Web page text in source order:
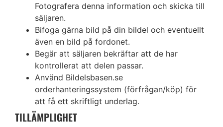
Fotografera denna information och skicka till
säljaren.
Bifoga gärna bild på din bildel och eventuellt
även en bild på fordonet.
Begär att säljaren bekräftar att de har
kontrollerat att delen passar.
Använd Bildelsbasen.se
orderhanteringssystem (förfrågan/köp) för
att få ett skriftligt underlag.
TILLÄMPLIGHET